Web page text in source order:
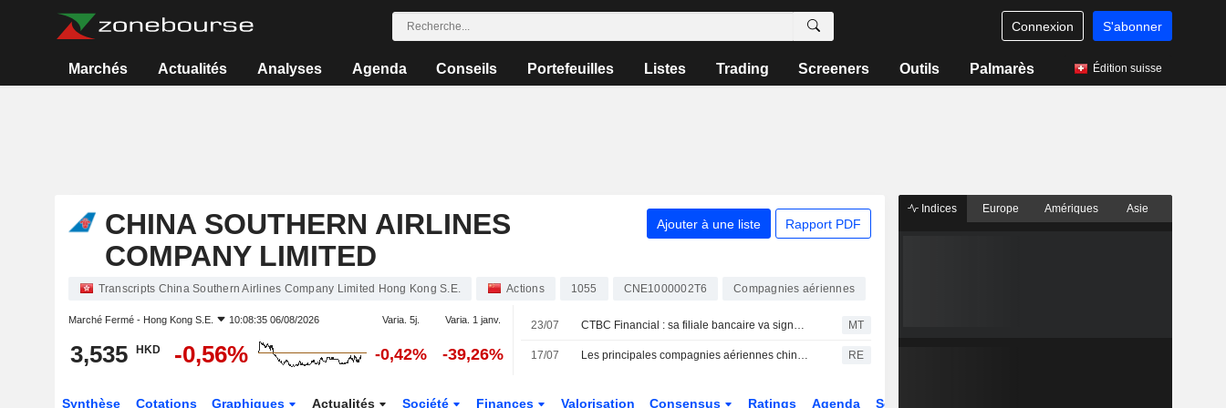
Connexion S'abonner
Marchés Actualités Analyses Agenda Conseils Portefeuilles Listes Trading Screeners Outils Palmarès Édition suisse
CHINA SOUTHERN AIRLINES
COMPANY LIMITED
Ajouter à une liste Rapport PDF
Transcripts China Southern Airlines Company Limited Hong Kong S.E. Actions 1055 CNE1000002T6 Compagnies aériennes
Marché Fermé - Hong Kong S.E. 10:08:35 06/08/2026 Varia. 5j. Varia. 1 janv.
3,535 HKD -0,56% -0,42% -39,26%
23/07 CTBC Financial : sa filiale bancaire va signer un accord pour une carte de paiement co-brandée MT
17/07 Les principales compagnies aériennes chinoises redoutent de lourdes pertes avant un été incertain RE
Synthèse Cotations Graphiques Actualités Société Finances Valorisation Consensus Ratings Agenda Secteur
Indices Europe Amériques Asie